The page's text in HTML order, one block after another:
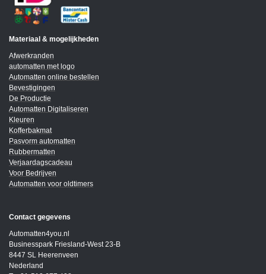
Materiaal & mogelijkheden
Afwerkranden
automatten met logo
Automatten online bestellen
Bevestigingen
De Productie
Automatten Digitaliseren
Kleuren
Kofferbakmat
Pasvorm automatten
Rubbermatten
Verjaardagscadeau
Voor Bedrijven
Automatten voor oldtimers
Contact gegevens
Automatten4you.nl
Businesspark Friesland-West 23-B
8447 SL Heerenveen
Nederland